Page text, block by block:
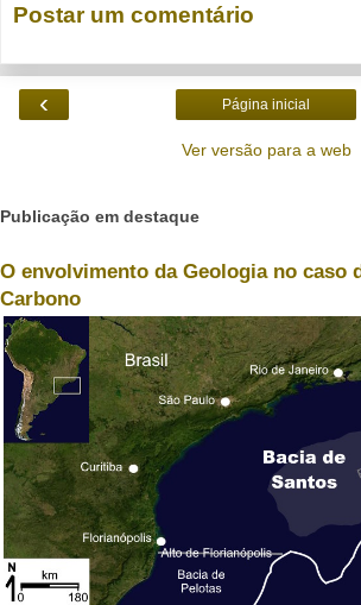
Postar um comentário
‹ Página inicial
Ver versão para a web
Publicação em destaque
O envolvimento da Geologia no caso
Carbono